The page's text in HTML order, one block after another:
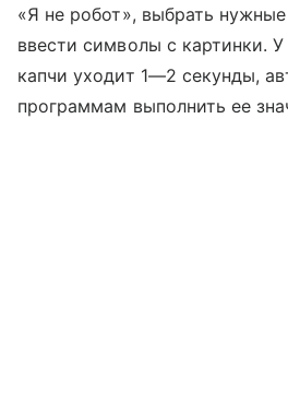
«Я не робот», выбрать
ввести символы с картинки.
капчи уходит 1—2 секунды,
программам выполнить ее